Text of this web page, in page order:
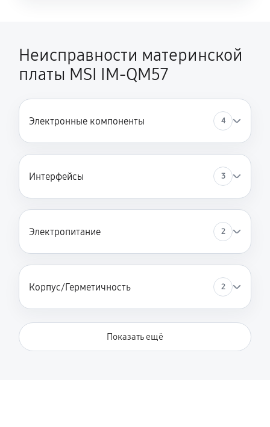
Неисправности материнской
платы MSI IM-QM57
Электронные компоненты 4
Интерфейсы 3
Электропитание 2
Корпус/Герметичность 2
Показать ещё